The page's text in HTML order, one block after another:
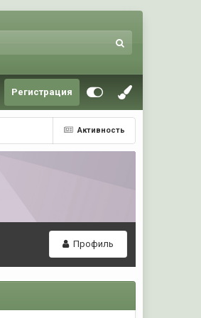
Регистрация
Активность
Профиль